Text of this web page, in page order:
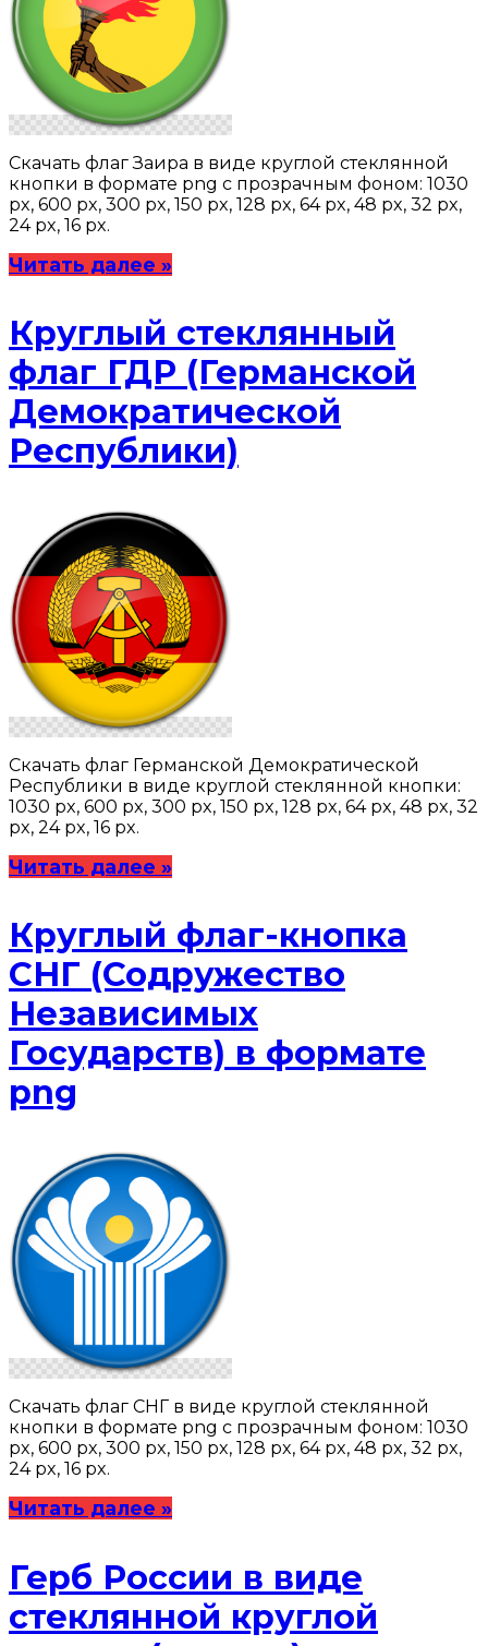
Скачать флаг Заира в виде круглой стеклянной
кнопки в формате png с прозрачным фоном: 1030
px, 600 px, 300 px, 150 px, 128 px, 64 px, 48 px, 32 px,
24 px, 16 px.
Читать далее »
Круглый стеклянный
флаг ГДР (Германской
Демократической
Республики)
Скачать флаг Германской Демократической
Республики в виде круглой стеклянной кнопки:
1030 px, 600 px, 300 px, 150 px, 128 px, 64 px, 48 px, 32
px, 24 px, 16 px.
Читать далее »
Круглый флаг-кнопка
СНГ (Содружество
Независимых
Государств) в формате
png
Скачать флаг СНГ в виде круглой стеклянной
кнопки в формате png с прозрачным фоном: 1030
px, 600 px, 300 px, 150 px, 128 px, 64 px, 48 px, 32 px,
24 px, 16 px.
Читать далее »
Герб России в виде
стеклянной круглой